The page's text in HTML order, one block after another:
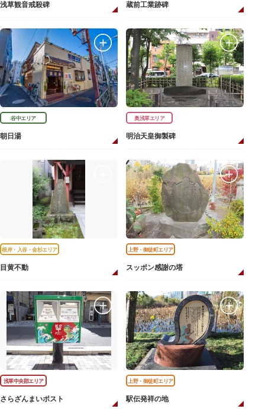
浅草観音戒殺碑 蔵前工業跡碑
谷中エリア
朝日湯
奥浅草エリア
明治天皇御製碑
根岸・入谷・金杉エリア
目黄不動
上野・御徒町エリア
スッポン感謝の塔
浅草中央部エリア
さらざんまいポスト
上野・御徒町エリア
駅伝発祥の地